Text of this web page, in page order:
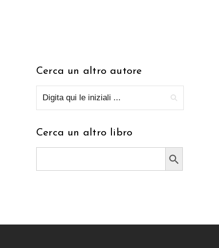
Cerca un altro autore
Cerca un altro libro
Search Button